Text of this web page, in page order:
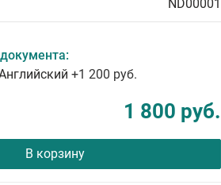
ND00001
+1 200 руб.
1 800 руб.
В корзину